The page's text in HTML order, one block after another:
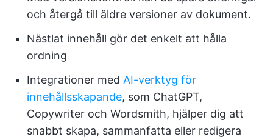
och återgå till äldre versioner av dokument.
Nästlat innehåll gör det enkelt att hålla
ordning
Integrationer med AI-verktyg för
innehållsskapande, som ChatGPT,
Copywriter och Wordsmith, hjälper dig att
snabbt skapa, sammanfatta eller redigera